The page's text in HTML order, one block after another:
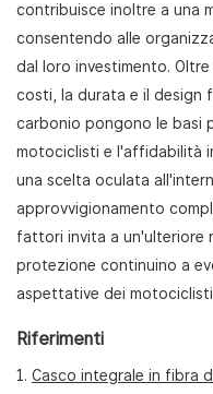
contribuisce inoltre a una
consentendo alle
dal loro investimento.
costi, la durata e il design
carbonio pongono le basi
motociclisti e l'affidabilità
una scelta oculata
approvvigionamento
fattori invita a un'ulteriore
protezione continuino a
aspettative dei
Riferimenti
Casco integrale in fibra